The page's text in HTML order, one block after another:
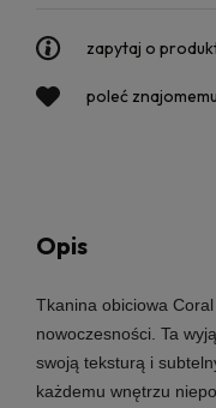
zapytaj o
poleć znajomemu
Opis
Tkanina obiciowa Coral
nowoczesności. Ta
swoją teksturą i
każdemu wnętrzu